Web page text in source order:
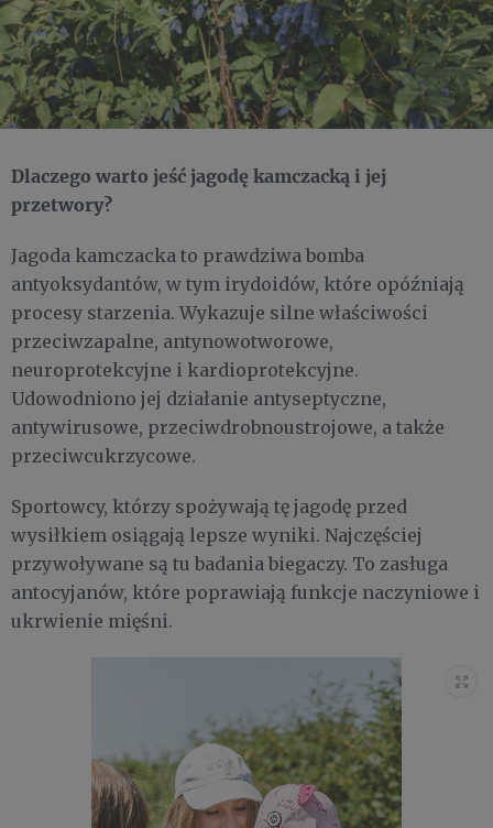
Dlaczego warto jeść jagodę kamczacką i jej
przetwory?
Jagoda kamczacka to prawdziwa bomba
antyoksydantów, w tym irydoidów, które opóźniają
procesy starzenia. Wykazuje silne właściwości
przeciwzapalne, antynowotworowe,
neuroprotekcyjne i kardioprotekcyjne.
Udowodniono jej działanie antyseptyczne,
antywirusowe, przeciwdrobnoustrojowe, a także
przeciwcukrzycowe.
Sportowcy, którzy spożywają tę jagodę przed
wysiłkiem osiągają lepsze wyniki. Najczęściej
przywoływane są tu badania biegaczy. To zasługa
antocyjanów, które poprawiają funkcje naczyniowe i
ukrwienie mięśni.